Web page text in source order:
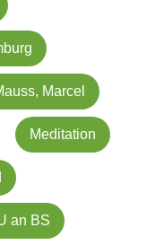
Marcel
Meditation
an BS